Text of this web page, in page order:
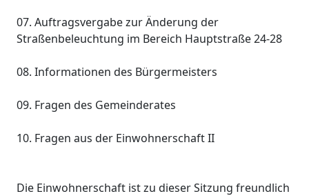
07. Auftragsvergabe zur Änderung der
Straßenbeleuchtung im Bereich Hauptstraße 24-28
08. Informationen des Bürgermeisters
09. Fragen des Gemeinderates
10. Fragen aus der Einwohnerschaft II
Die Einwohnerschaft ist zu dieser Sitzung freundlich